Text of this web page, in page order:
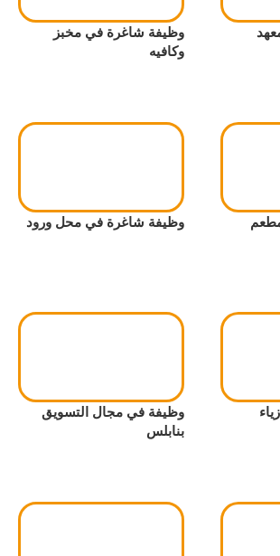
وظيفة شاغرة في مخبز
وكافيه
وظيفة شاغرة في محل ورود
وظيفة في مجال التسويق
بنابلس